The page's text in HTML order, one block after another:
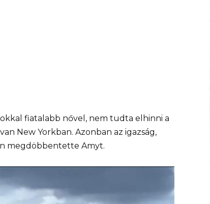
fiatalabb nővel, nem tudta elhinni a
New Yorkban. Azonban az igazság,
megdöbbentette Amyt.